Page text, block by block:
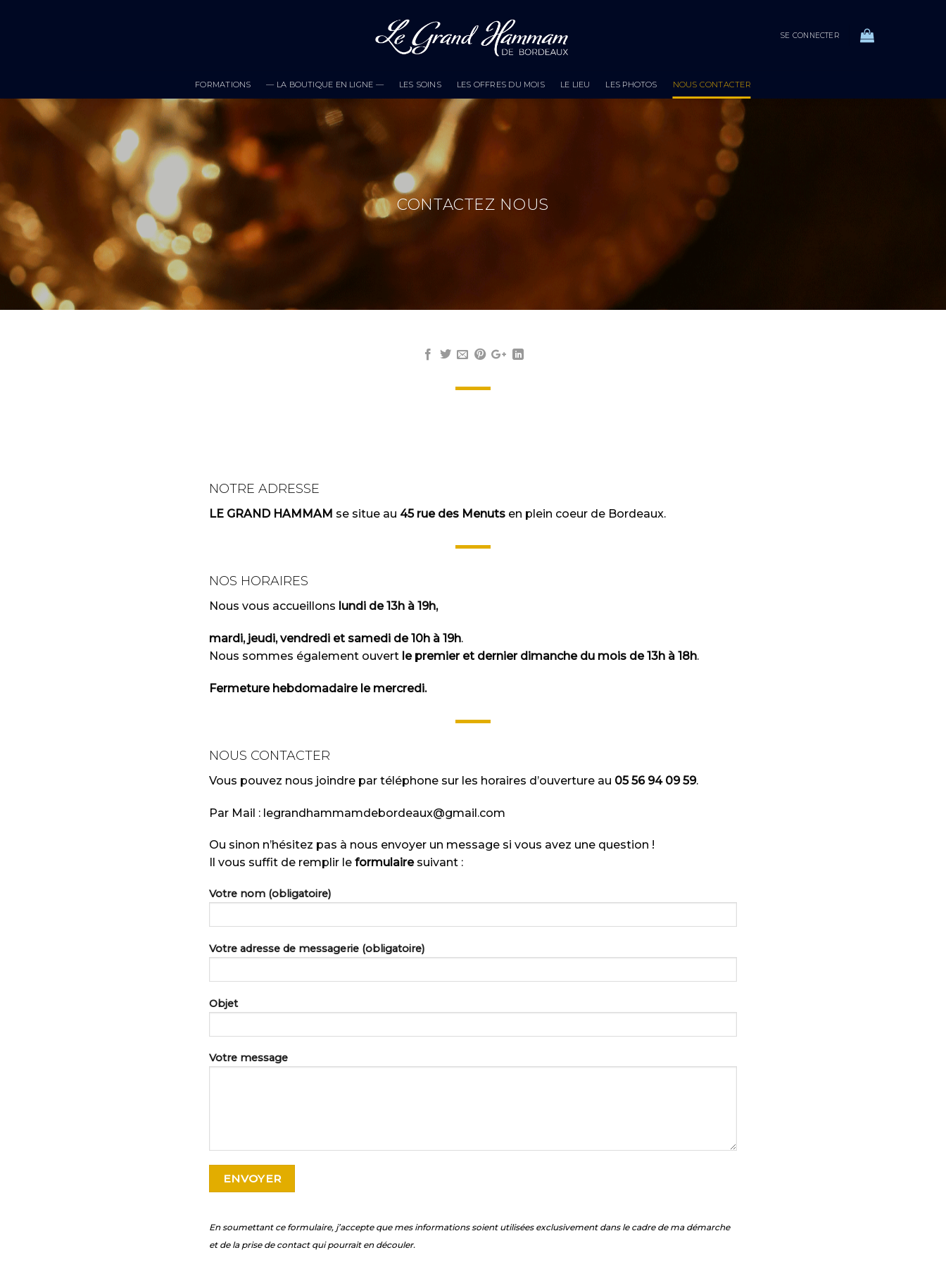
SE CONNECTER
FORMATIONS — LA BOUTIQUE EN LIGNE — LES SOINS LES OFFRES DU MOIS LE LIEU LES PHOTOS NOUS CONTACTER
CONTACTEZ NOUS
NOTRE ADRESSE
LE GRAND HAMMAM se situe au 45 rue des Menuts en plein coeur de Bordeaux.
NOS HORAIRES
Nous vous accueillons lundi de 13h à 19h,
mardi, jeudi, vendredi et samedi de 10h à 19h.
Nous sommes également ouvert le premier et dernier dimanche du mois de 13h à 18h.
Fermeture hebdomadaire le mercredi.
NOUS CONTACTER
Vous pouvez nous joindre par téléphone sur les horaires d’ouverture au 05 56 94 09 59.
Par Mail : legrandhammamdebordeaux@gmail.com
Ou sinon n’hésitez pas à nous envoyer un message si vous avez une question !
Il vous suffit de remplir le formulairesuivant :
Votre nom (obligatoire)
Votre adresse de messagerie (obligatoire)
Objet
Votre message
En soumettant ce formulaire, j’accepte que mes informations soient utilisées exclusivement dans le cadre de ma démarche
et de la prise de contact qui pourrait en découler.